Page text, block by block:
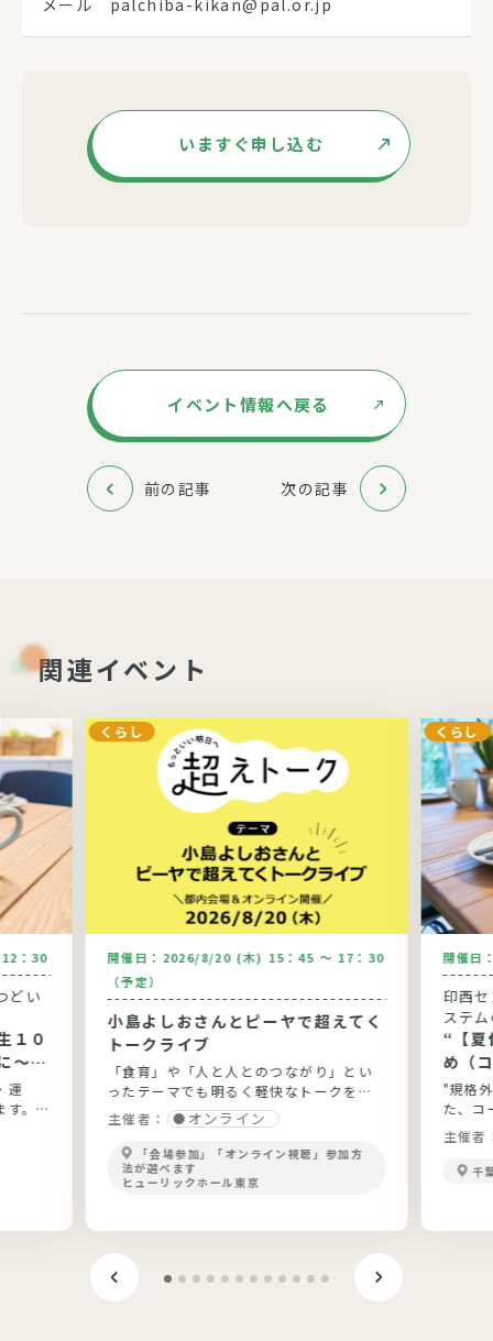
メール palchiba-kikan@pal.or.jp
いますぐ申し込む
イベント情報へ戻る
前の記事 次の記事
関連イベント
：30
どい
１０
～健
践
運
す。
くらし
開催日： 2026/8/20 (木) 15：45 ～ 17：30
（予定）
小島よしおさんとピーヤで超えてく
トークライブ
「食育」や「人と人とのつながり」とい
ったテーマでも明るく軽快なトークを展
開！
主催者： オンライン
「会場参加」「オンライン視聴」参加方
法が選べます
ヒューリックホール東京
くらし
開催日
印西
ステ
“【夏
め（
う”
"規格
た、コ
主催者
千